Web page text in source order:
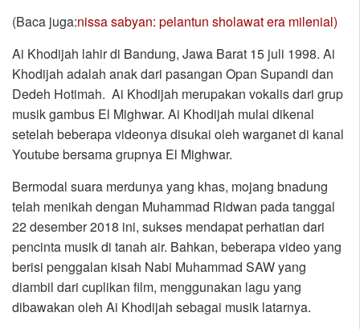
(Baca juga:nissa sabyan: pelantun sholawat era milenial)
Ai Khodijah lahir di Bandung, Jawa Barat 15 juli 1998. Ai
Khodijah adalah anak dari pasangan Opan Supandi dan
Dedeh Hotimah. Ai Khodijah merupakan vokalis dari grup
musik gambus El Mighwar. Ai Khodijah mulai dikenal
setelah beberapa videonya disukai oleh warganet di kanal
Youtube bersama grupnya El Mighwar.
Bermodal suara merdunya yang khas, mojang bnadung
telah menikah dengan Muhammad Ridwan pada tanggal
22 desember 2018 ini, sukses mendapat perhatian dari
pencinta musik di tanah air. Bahkan, beberapa video yang
berisi penggalan kisah Nabi Muhammad SAW yang
diambil dari cuplikan film, menggunakan lagu yang
dibawakan oleh Ai Khodijah sebagai musik latarnya.